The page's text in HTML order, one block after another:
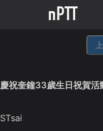
慶祝奎鐘33歲生日祝賀活
STsai